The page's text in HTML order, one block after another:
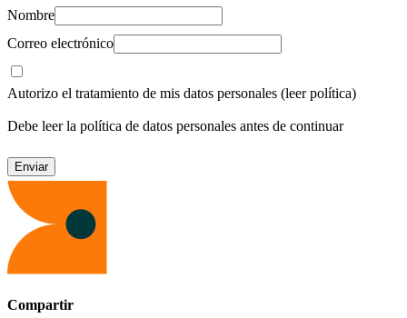
Nombre
Correo electrónico
Autorizo el tratamiento de mis datos personales (leer política)
Debe leer la política de datos personales antes de continuar
Compartir